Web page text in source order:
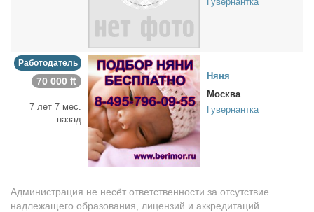
Работодатель
70 000 ₶
7 лет 7 мес.
назад
Ня­ня
Москва
Гувернантка
Администрация не несёт ответственности за отсутствие
надлежащего образования, лицензий и аккредитаций